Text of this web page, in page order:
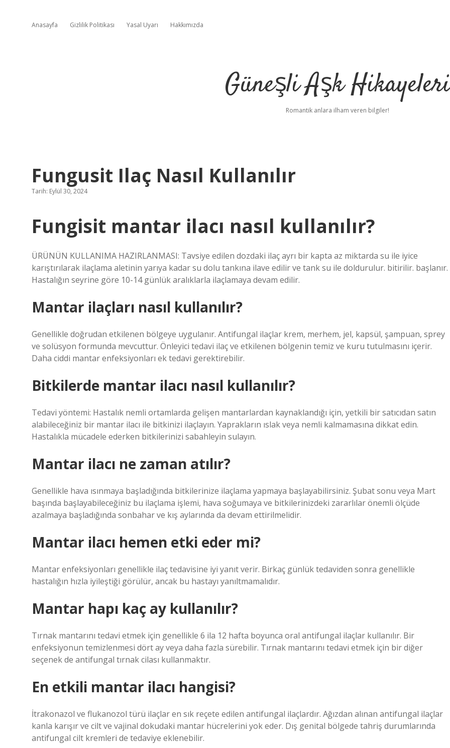
Anasayfa Gizlilik Politikası Yasal Uyarı Hakkımızda
Güneşli Aşk Hikayeleri
Romantik anlara ilham veren bilgiler!
Fungusit Ilaç Nasıl Kullanılır
Tarih: Eylül 30, 2024
Fungisit mantar ilacı nasıl kullanılır?
ÜRÜNÜN KULLANIMA HAZIRLANMASI: Tavsiye edilen dozdaki ilaç ayrı bir kapta az miktarda su ile iyice
karıştırılarak ilaçlama aletinin yarıya kadar su dolu tankına ilave edilir ve tank su ile doldurulur. bitirilir. başlanır.
Hastalığın seyrine göre 10-14 günlük aralıklarla ilaçlamaya devam edilir.
Mantar ilaçları nasıl kullanılır?
Genellikle doğrudan etkilenen bölgeye uygulanır. Antifungal ilaçlar krem, merhem, jel, kapsül, şampuan, sprey
ve solüsyon formunda mevcuttur. Önleyici tedavi ilaç ve etkilenen bölgenin temiz ve kuru tutulmasını içerir.
Daha ciddi mantar enfeksiyonları ek tedavi gerektirebilir.
Bitkilerde mantar ilacı nasıl kullanılır?
Tedavi yöntemi: Hastalık nemli ortamlarda gelişen mantarlardan kaynaklandığı için, yetkili bir satıcıdan satın
alabileceğiniz bir mantar ilacı ile bitkinizi ilaçlayın. Yaprakların ıslak veya nemli kalmamasına dikkat edin.
Hastalıkla mücadele ederken bitkilerinizi sabahleyin sulayın.
Mantar ilacı ne zaman atılır?
Genellikle hava ısınmaya başladığında bitkilerinize ilaçlama yapmaya başlayabilirsiniz. Şubat sonu veya Mart
başında başlayabileceğiniz bu ilaçlama işlemi, hava soğumaya ve bitkilerinizdeki zararlılar önemli ölçüde
azalmaya başladığında sonbahar ve kış aylarında da devam ettirilmelidir.
Mantar ilacı hemen etki eder mi?
Mantar enfeksiyonları genellikle ilaç tedavisine iyi yanıt verir. Birkaç günlük tedaviden sonra genellikle
hastalığın hızla iyileştiği görülür, ancak bu hastayı yanıltmamalıdır.
Mantar hapı kaç ay kullanılır?
Tırnak mantarını tedavi etmek için genellikle 6 ila 12 hafta boyunca oral antifungal ilaçlar kullanılır. Bir
enfeksiyonun temizlenmesi dört ay veya daha fazla sürebilir. Tırnak mantarını tedavi etmek için bir diğer
seçenek de antifungal tırnak cilası kullanmaktır.
En etkili mantar ilacı hangisi?
İtrakonazol ve flukanozol türü ilaçlar en sık reçete edilen antifungal ilaçlardır. Ağızdan alınan antifungal ilaçlar
kanla karışır ve cilt ve vajinal dokudaki mantar hücrelerini yok eder. Dış genital bölgede tahriş durumlarında
antifungal cilt kremleri de tedaviye eklenebilir.